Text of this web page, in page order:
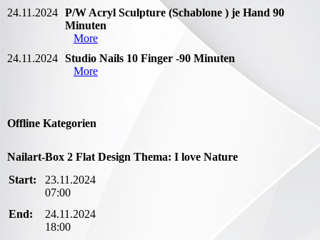
24.11.2024 P/W Acryl Sculpture (Schablone ) je Hand 90
Minuten
More
24.11.2024 Studio Nails 10 Finger -90 Minuten
More
Offline Kategorien
Nailart-Box 2 Flat Design Thema: I love Nature
Start:
23.11.2024
07:00
End:
24.11.2024
18:00